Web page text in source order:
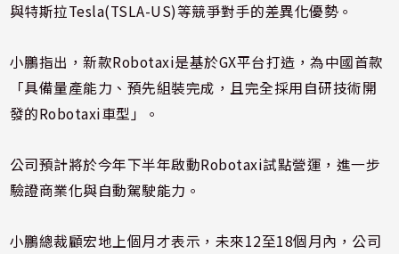
與特斯拉Tesla(TSLA-US)等競爭對手的差異化優勢。
小鵬指出，新款Robotaxi是基於GX平台打造，為中國首款
「具備量產能力、預先組裝完成，且完全採用自研技術開
發的Robotaxi車型」。
公司預計將於今年下半年啟動Robotaxi試點營運，進一步
驗證商業化與自動駕駛能力。
小鵬總裁顧宏地上個月才表示，未來12至18個月內，公司